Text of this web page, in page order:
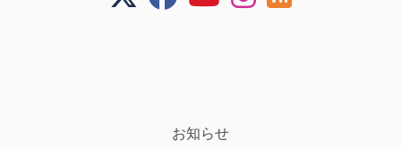
お知らせ